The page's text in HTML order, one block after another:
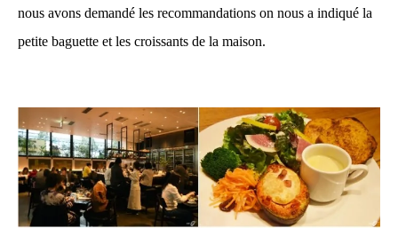
nous avons demandé les recommandations on nous a indiqué la
petite baguette et les croissants de la maison.